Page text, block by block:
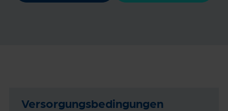
Versorgungs­bedingungen